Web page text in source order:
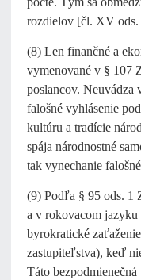
rozdielov [čl. XV
(8) Len finančné a
vymenované v § 107
poslancov. Neuvádza
falošné vyhlásenie
kultúru a tradície
spája národnostné
tak vynechanie
(9) Podľa § 95 ods. 1
a v rokovacom jazyku
byrokratické
zastupiteľstva), keď
Táto